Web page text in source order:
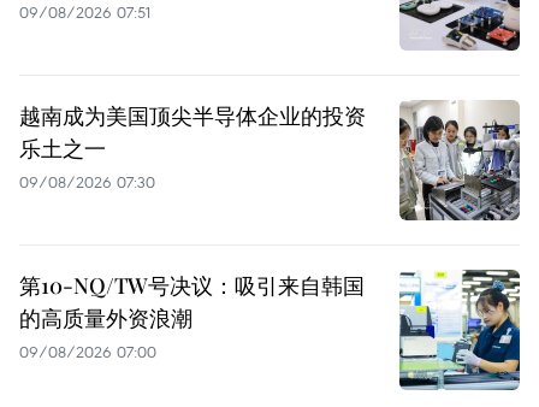
09/08/2026 07:51
越南成为美国顶尖半导体企业的投资
乐土之一
09/08/2026 07:30
第10-NQ/TW号决议：吸引来自韩国
的高质量外资浪潮
09/08/2026 07:00